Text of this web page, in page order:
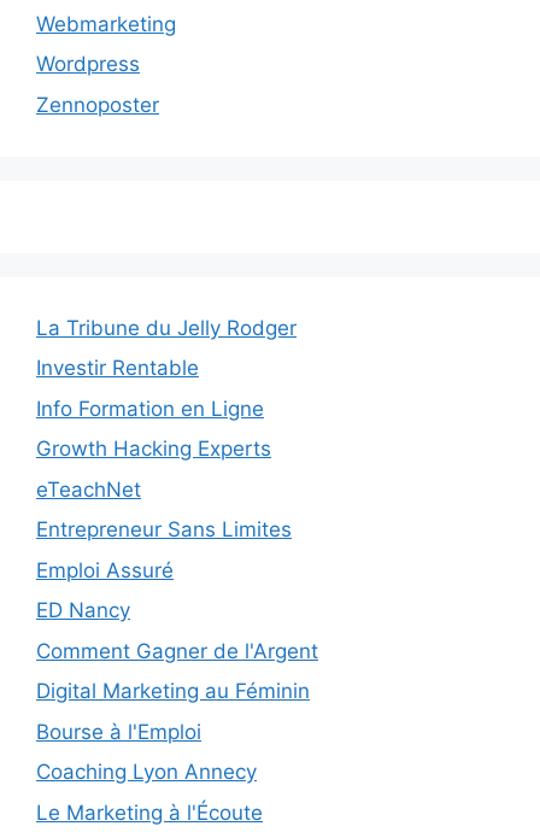
Webmarketing
Wordpress
Zennoposter
La Tribune du Jelly Rodger
Investir Rentable
Info Formation en Ligne
Growth Hacking Experts
eTeachNet
Entrepreneur Sans Limites
Emploi Assuré
ED Nancy
Comment Gagner de l'Argent
Digital Marketing au Féminin
Bourse à l'Emploi
Coaching Lyon Annecy
Le Marketing à l'Écoute